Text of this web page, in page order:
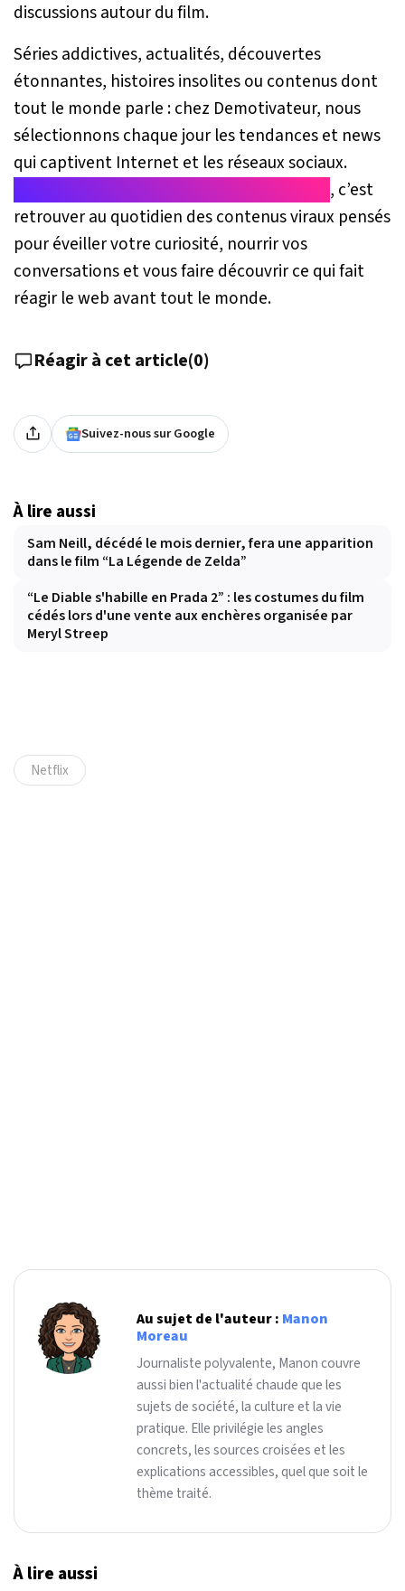
discussions autour du film.
Séries addictives, actualités, découvertes
étonnantes, histoires insolites ou contenus dont
tout le monde parle : chez Demotivateur, nous
sélectionnons chaque jour les tendances et news
qui captivent Internet et les réseaux sociaux.
, c’est
retrouver au quotidien des contenus viraux pensés
pour éveiller votre curiosité, nourrir vos
conversations et vous faire découvrir ce qui fait
réagir le web avant tout le monde.
Réagir à cet article(0)
Suivez-nous sur Google
À lire aussi
Sam Neill, décédé le mois dernier, fera une apparition
dans le film “La Légende de Zelda”
“Le Diable s'habille en Prada 2” : les costumes du film
cédés lors d'une vente aux enchères organisée par
Meryl Streep
Netflix
Au sujet de l'auteur : Manon
Moreau
Journaliste polyvalente, Manon couvre
aussi bien l'actualité chaude que les
sujets de société, la culture et la vie
pratique. Elle privilégie les angles
concrets, les sources croisées et les
explications accessibles, quel que soit le
thème traité.
À lire aussi